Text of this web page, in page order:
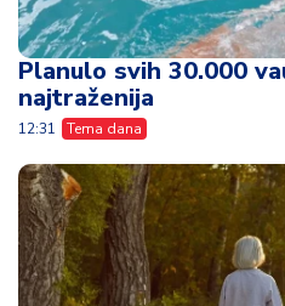
Planulo svih 30.000
najtraženija
12:31 Tema dana